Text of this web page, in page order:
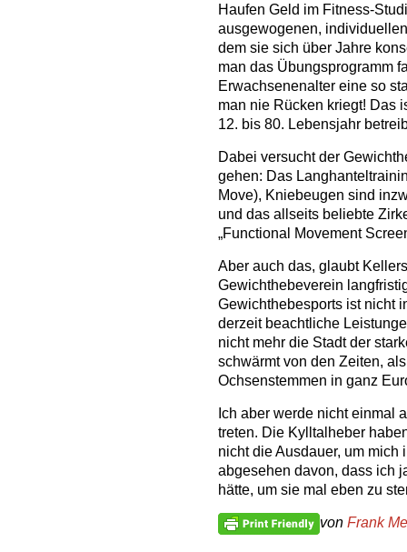
Haufen Geld im Fitness-
ausgewogenen,
dem sie sich über Jahre
man das Übungsprogramm
Erwachsenenalter eine so
man nie Rücken kriegt! Das
12. bis 80. Lebensjahr
Dabei versucht der
gehen: Das
Move), Kniebeugen sind
und das allseits beliebte
„Functional Movement
Aber auch das, glaubt
Gewichthebeverein
Gewichthebesports ist nicht
derzeit beachtliche
nicht mehr die Stadt der
schwärmt von den Zeiten,
Ochsenstemmen in ganz
Ich aber werde nicht einmal
treten. Die Kylltalheber
nicht die Ausdauer, um
abgesehen davon, dass ich
hätte, um sie mal eben zu
von Frank